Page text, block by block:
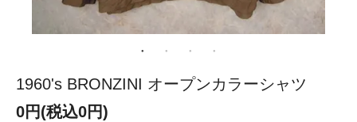
1960's BRONZINI オープンカラーシャツ
0円(税込0円)